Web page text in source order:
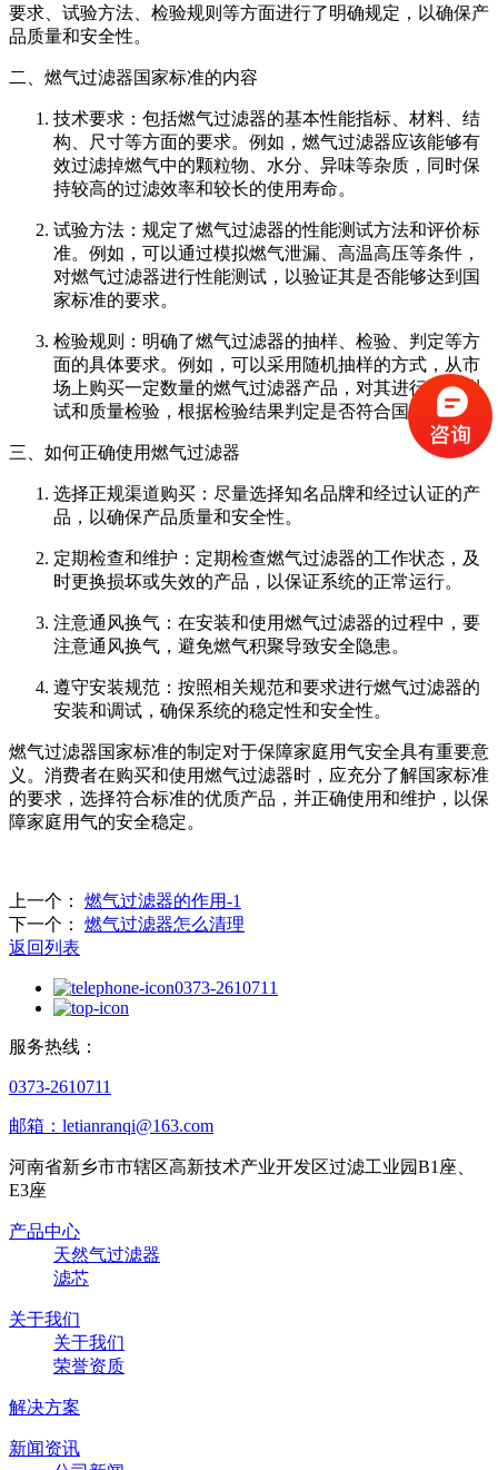
要求、试验方法、检验规则等方面进行了明确规定，以确保产
品质量和安全性。
二、燃气过滤器国家标准的内容
技术要求：包括燃气过滤器的基本性能指标、材料、结
构、尺寸等方面的要求。例如，燃气过滤器应该能够有
效过滤掉燃气中的颗粒物、水分、异味等杂质，同时保
持较高的过滤效率和较长的使用寿命。
试验方法：规定了燃气过滤器的性能测试方法和评价标
准。例如，可以通过模拟燃气泄漏、高温高压等条件，
对燃气过滤器进行性能测试，以验证其是否能够达到国
家标准的要求。
检验规则：明确了燃气过滤器的抽样、检验、判定等方
面的具体要求。例如，可以采用随机抽样的方式，从市
场上购买一定数量的燃气过滤器产品，对其进行性能测
试和质量检验，根据检验结果判定是否符合国家标准。
三、如何正确使用燃气过滤器
选择正规渠道购买：尽量选择知名品牌和经过认证的产
品，以确保产品质量和安全性。
定期检查和维护：定期检查燃气过滤器的工作状态，及
时更换损坏或失效的产品，以保证系统的正常运行。
注意通风换气：在安装和使用燃气过滤器的过程中，要
注意通风换气，避免燃气积聚导致安全隐患。
遵守安装规范：按照相关规范和要求进行燃气过滤器的
安装和调试，确保系统的稳定性和安全性。
燃气过滤器国家标准的制定对于保障家庭用气安全具有重要意
义。消费者在购买和使用燃气过滤器时，应充分了解国家标准
的要求，选择符合标准的优质产品，并正确使用和维护，以保
障家庭用气的安全稳定。
上一个：
燃气过滤器的作用-1
下一个：
燃气过滤器怎么清理
返回列表
0373-2610711
服务热线：
0373-2610711
邮箱：letianranqi@163.com
河南省新乡市市辖区高新技术产业开发区过滤工业园B1座、
E3座
产品中心
天然气过滤器
滤芯
关于我们
关于我们
荣誉资质
解决方案
新闻资讯